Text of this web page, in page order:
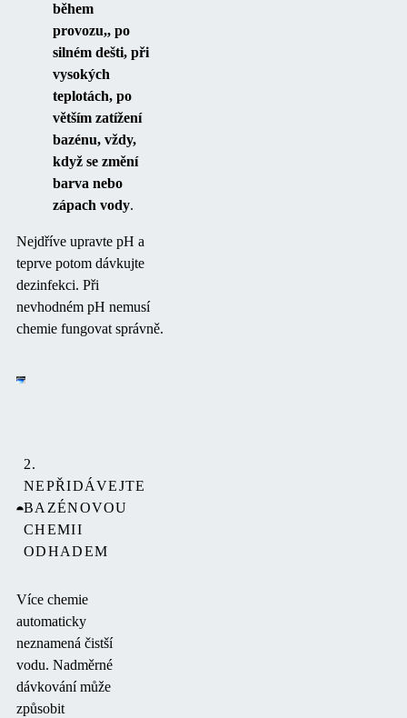
během
provozu,, po
silném dešti, při
vysokých
teplotách, po
větším zatížení
bazénu, vždy,
když se změní
barva nebo
zápach vody.
Nejdříve upravte pH a
teprve potom dávkujte
dezinfekci. Při
nevhodném pH nemusí
chemie fungovat správně.
2.
NEPŘIDÁVEJTE
BAZÉNOVOU
CHEMII
ODHADEM
Více chemie
automaticky
neznamená čistší
vodu. Nadměrné
dávkování může
způsobit